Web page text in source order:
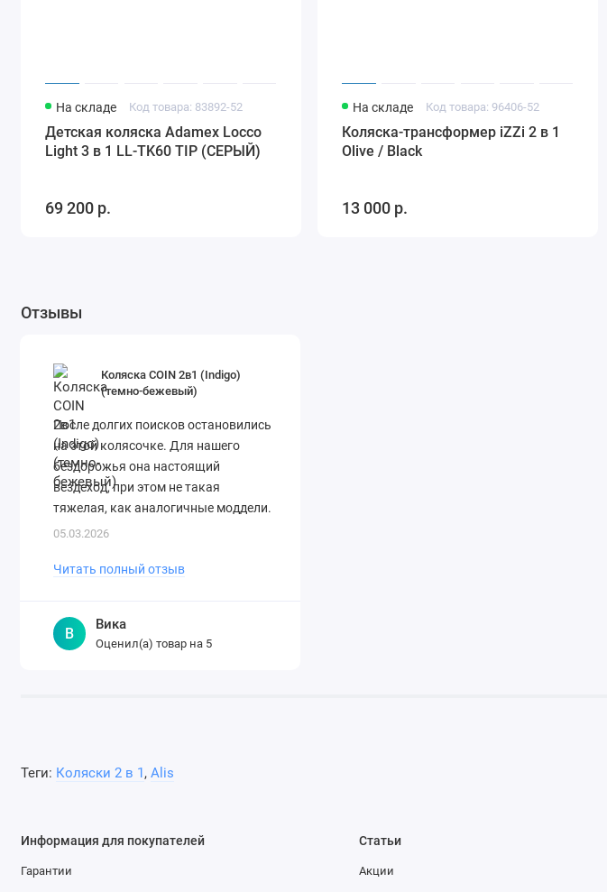
На складе Код товара: 83892-52
Детская коляска Adamex Locco
Light 3 в 1 LL-TK60 TIP (СЕРЫЙ)
69 200 р.
На складе Код товара: 96406-52
Коляска-трансформер iZZi 2 в 1
Olive / Black
13 000 р.
Отзывы
Коляска COIN 2в1 (Indigo)
(темно-бежевый)
После долгих поисков остановились
на этой колясочке. Для нашего
бездорожья она настоящий
вездеход, при этом не такая
тяжелая, как аналогичные моддели.
Складывается легко. Спасибо
05.03.2026
Читать полный отзыв
В
Вика
Оценил(а) товар на 5
Теги: Коляски 2 в 1, Alis
Информация для покупателей
Гарантии
Статьи
Акции